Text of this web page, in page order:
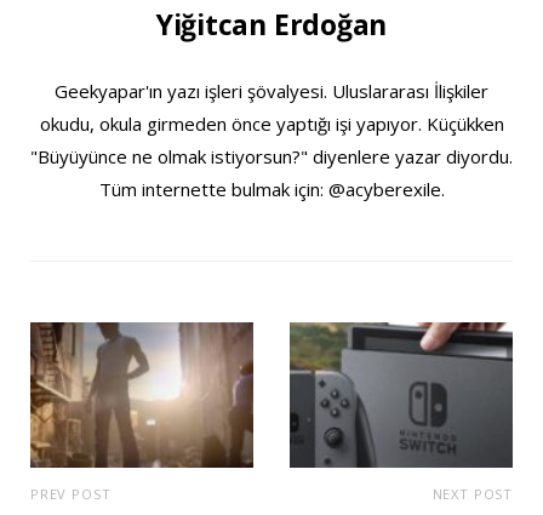
Yiğitcan Erdoğan
Geekyapar'ın yazı işleri şövalyesi. Uluslararası İlişkiler
okudu, okula girmeden önce yaptığı işi yapıyor. Küçükken
"Büyüyünce ne olmak istiyorsun?" diyenlere yazar diyordu.
Tüm internette bulmak için: @acyberexile.
PREV POST NEXT POST